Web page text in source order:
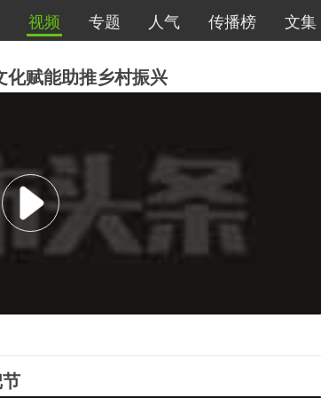
视频 专题 人气 传播榜 文集
赋能助推乡村振兴